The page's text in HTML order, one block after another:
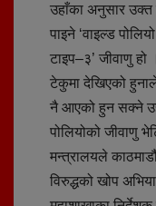
उहाँका अनुसार उक्त
पाइने ‘वाइल्ड
टाइप–३’ जीवाणु
टेकुमा देखिएको
नै आएको हुन सक्ने
पोलियोको जीवाणु
मन्त्रालयले
विरुद्धको खोप